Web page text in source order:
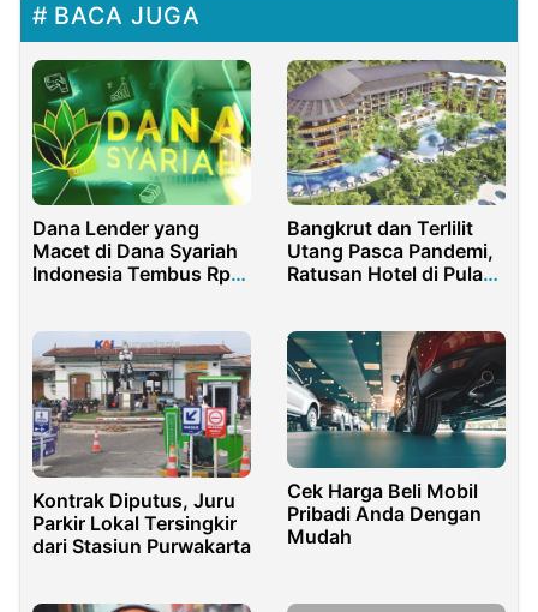
BACA JUGA
Dana Lender yang
Macet di Dana Syariah
Indonesia Tembus Rp1
Bangkrut dan Terlilit
Utang Pasca Pandemi,
Ratusan Hotel di Pulau
Kontrak Diputus, Juru
Parkir Lokal Tersingkir
dari Stasiun Purwakarta
Cek Harga Beli Mobil
Pribadi Anda Dengan
Mudah